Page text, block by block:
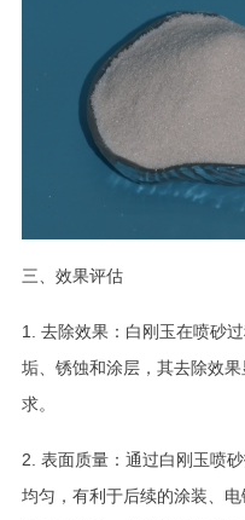
三、效果评估
1. 去除效果：白刚玉在喷砂
垢、锈蚀和涂层，其去除效
求。
2. 表面质量：通过白刚玉喷
均匀，有利于后续的涂装、